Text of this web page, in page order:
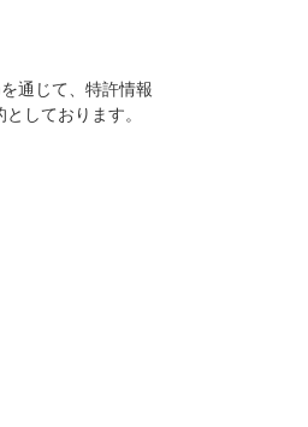
通じて、特許情報
しております。